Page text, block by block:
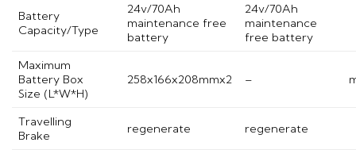
Battery
Capacity/Type
24v/70Ah
maintenance free
battery
24v/70Ah
maintenance
free battery
Maximum
Battery Box
Size (L*W*H)
258x166x208mmx2 –
Travelling
Brake
regenerate regenerate